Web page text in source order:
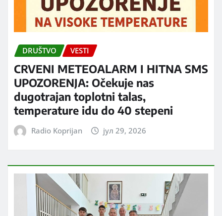
DRUŠTVO VESTI
CRVENI METEOALARM I HITNA SMS
UPOZORENJA: Očekuje nas
dugotrajan toplotni talas,
temperature idu do 40 stepeni
Radio Koprijan јул 29, 2026